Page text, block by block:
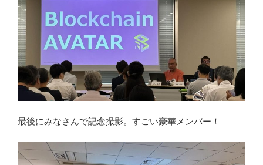
最後にみなさんで記念撮影。すごい豪華メンバー！